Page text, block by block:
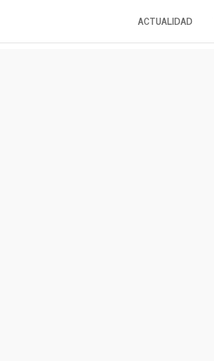
ACTUALIDAD